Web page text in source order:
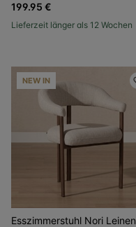
199.95 €
Lieferzeit länger als 12 Wochen
NEW IN
Esszimmerstuhl Nori Leinen